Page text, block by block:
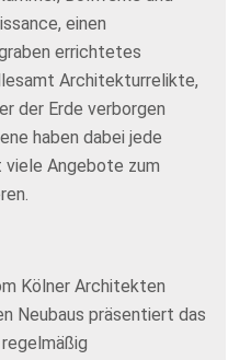
einen
errichtetes
Architekturrelikte,
der Erde verborgen
haben dabei jede
viele Angebote zum
Kölner Architekten
Neubaus präsentiert das